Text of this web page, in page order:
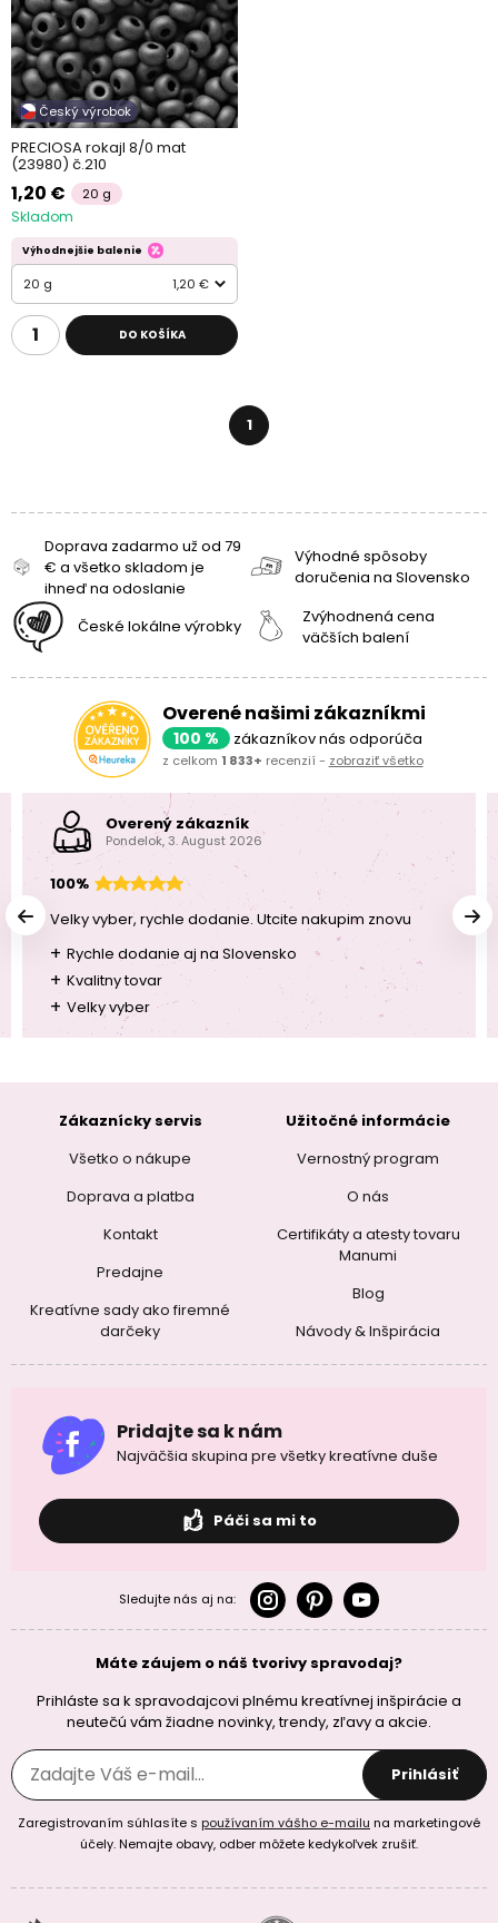
Český výrobok
PRECIOSA rokajl 8/0 mat
(23980) č.210
1,20 € 20 g
Skladom
Výhodnejšie balenie
20 g 1,20 €
DO KOŠÍKA
1
Doprava zadarmo už od 79
€ a všetko skladom je
ihneď na odoslanie
Výhodné spôsoby
doručenia na Slovensko
České lokálne výrobky
Zvýhodnená cena
väčších balení
Overené našimi zákazníkmi
100 % zákazníkov nás odporúča
z celkom 1 833+ recenzií - zobraziť všetko
Overený zákazník
Pondelok, 3. August 2026
100%
Velky vyber, rychle dodanie. Utcite nakupim znovu
+ Rychle dodanie aj na Slovensko
+ Kvalitny tovar
+ Velky vyber
Zákaznícky servis
Všetko o nákupe
Doprava a platba
Kontakt
Predajne
Kreatívne sady ako firemné
darčeky
Užitočné informácie
Vernostný program
O nás
Certifikáty a atesty tovaru
Manumi
Blog
Návody & Inšpirácia
Pridajte sa k nám
Najväčšia skupina pre všetky kreatívne duše
Páči sa mi to
Sledujte nás aj na:
Máte záujem o náš tvorivy spravodaj?
Prihláste sa k spravodajcovi plnému kreatívnej inšpirácie a
neutečú vám žiadne novinky, trendy, zľavy a akcie.
Prihlásiť
Zaregistrovaním súhlasíte s používaním vášho e-mailu na marketingové
účely. Nemajte obavy, odber môžete kedykoľvek zrušiť.